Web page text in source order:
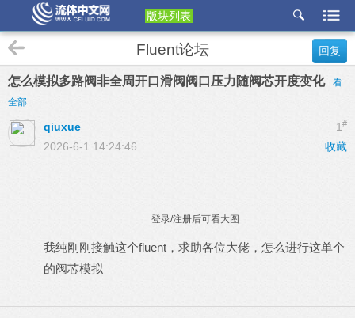
版块列表
etu
p
回复
Fluent论坛
怎么模拟多路阀非全周开口滑阀阀口压力随阀芯开度变化
看
全部
1 #
qiuxue
收藏
2026-6-1 14:24:46
登录/注册后可看大图
我纯刚刚接触这个fluent，求助各位大佬，怎么进行这单个
的阀芯模拟